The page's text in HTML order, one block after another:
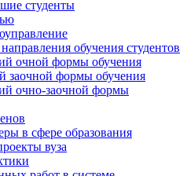
студенты
обучения студентов
очной формы обучения
заочной формы обучения
очно-заочной формы
в сфере образования
вуза